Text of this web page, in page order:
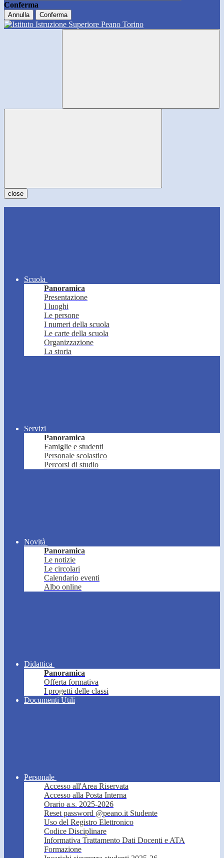
Conferma
Annulla Conferma
close
Scuola
Panoramica
Presentazione
I luoghi
Le persone
I numeri della scuola
Le carte della scuola
Organizzazione
La storia
Servizi
Panoramica
Famiglie e studenti
Personale scolastico
Percorsi di studio
Novità
Panoramica
Le notizie
Le circolari
Calendario eventi
Albo online
Didattica
Panoramica
Offerta formativa
I progetti delle classi
Documenti Utili
Personale
Accesso all'Area Riservata
Accesso alla Posta Interna
Orario a.s. 2025-2026
Reset password @peano.it Studente
Uso del Registro Elettronico
Codice Disciplinare
Informativa Trattamento Dati Docenti e ATA
Formazione